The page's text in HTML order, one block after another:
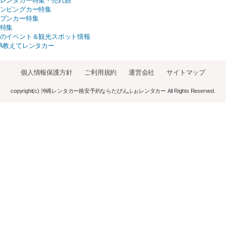
ピングカー特集
ンカー特集
集
イベント＆観光スポット情報
教えてレンタカー
個人情報保護方針 ご利用規約 運営会社 サイトマップ
copyright(c) 沖縄レンタカー格安予約ならたびんふぉレンタカー All Rights Reserved.